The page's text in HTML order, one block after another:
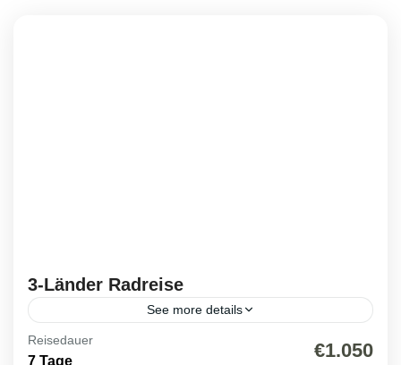
3-Länder Radreise
See more details
Italien,
1 Person
Reisedauer
7 Tage €1.050